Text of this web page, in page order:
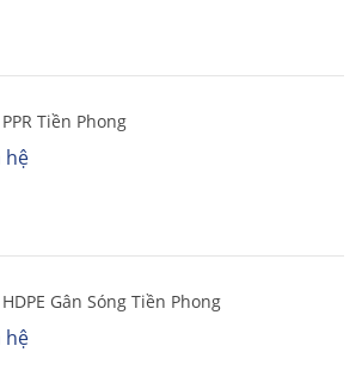
Tiền Phong
hệ
Gân Sóng Tiền Phong
hệ